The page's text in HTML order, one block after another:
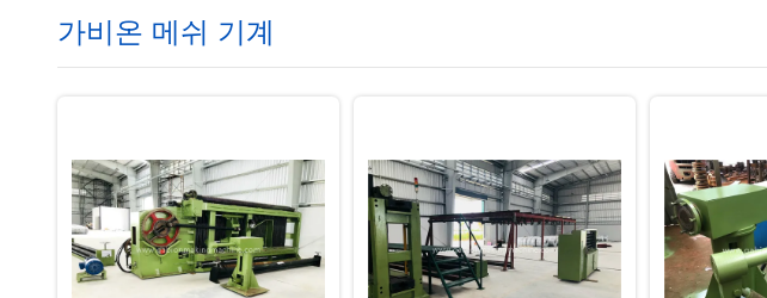
가비온 메쉬 기계